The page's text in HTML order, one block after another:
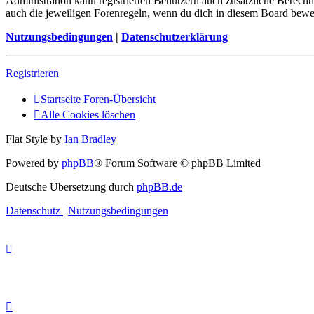
auch die jeweiligen Forenregeln, wenn du dich in diesem Board
Nutzungsbedingungen | Datenschutzerklärung
Registrieren
Startseite Foren-Übersicht
Alle Cookies löschen
Flat Style by Ian Bradley
Powered by phpBB® Forum Software © phpBB Limited
Deutsche Übersetzung durch phpBB.de
Datenschutz | Nutzungsbedingungen